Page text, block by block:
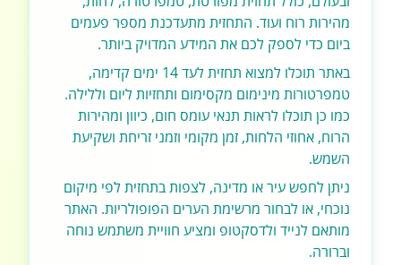
מהירות רוח ועוד. התחזית מתעדכנת מספר פעמים
ביום כדי לספק לכם את המידע המדויק ביותר.
באתר תוכלו למצוא תחזית לעד 14 ימים קדימה,
טמפרטורות מינימום מקסימום ותחזיות ליום וללילה.
כמו כן תוכלו לראות תנאי עומס חום, כיוון ומהירות
הרוח, אחוזי הלחות, זמן מקומי וזמני זריחת ושקיעת
השמש.
ניתן לחפש עיר או מדינה, לצפות בתחזית לפי מיקום
נוכחי, או לבחור מרשימת הערים הפופולריות. האתר
מותאם לנייד ולדסקטופ ומציע חוויית משתמש נוחה
וברורה.